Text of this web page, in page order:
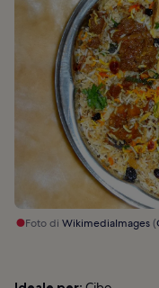
Foto di WikimediaImages(